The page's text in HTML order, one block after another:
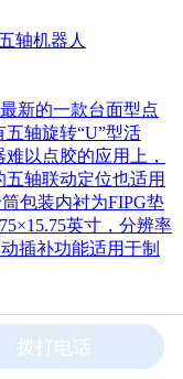
轴机器人
新的一款台面型点
轴旋转“U”型活
以点胶的应用上，
轴联动定位也适用
包装内衬为FIPG垫
英寸，分辨率
插补功能适用于制
胶机器人
拨打电话